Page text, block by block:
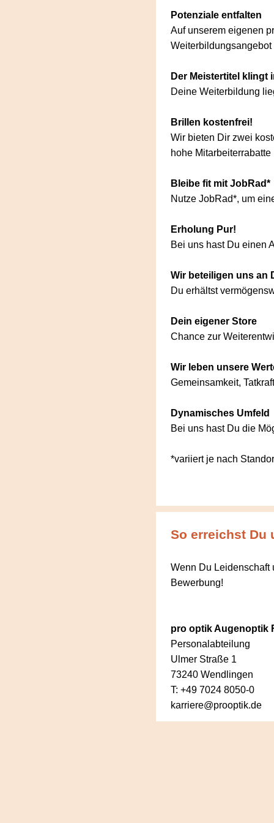
Potenziale entfalten
Auf unserem eigenen
Weiterbildungsangebot
Der Meistertitel klingt
Deine Weiterbildung
Brillen kostenfrei!
Wir bieten Dir zwei
hohe
Bleibe fit mit JobRad*
Nutze JobRad*, um
Erholung Pur!
Bei uns hast Du einen
Wir beteiligen uns an
Du erhältst
Dein eigener Store
Chance zur
Wir leben unsere
Gemeinsamkeit,
Dynamisches Umfeld
Bei uns hast Du die
*variiert je nach
So erreichst Du
Wenn Du Leidenschaft
Bewerbung!
pro optik Augenoptik
Personalabteilung
Ulmer Straße 1
73240 Wendlingen
T: +49 7024 8050-0
karriere@prooptik.de